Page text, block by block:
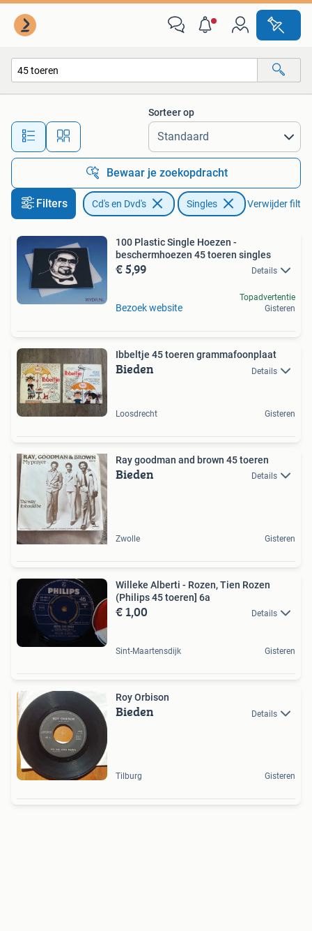
Alle afstanden…
Sorteer op
Bewaar je zoekopdracht
Filters Cd's en Dvd's Singles Verwijder
100 Plastic Single Hoezen -
beschermhoezen 45 toeren singles
€ 5,99 Details
Bezoek website
Topadvertentie
Gisteren
Ibbeltje 45 toeren grammafoonplaat
Bieden Details
Loosdrecht Gisteren
Ray goodman and brown 45 toeren
Bieden Details
Zwolle Gisteren
Willeke Alberti - Rozen, Tien Rozen
(Philips 45 toeren] 6a
€ 1,00 Details
Sint-Maartensdijk Gisteren
Roy Orbison
Bieden Details
Tilburg Gisteren